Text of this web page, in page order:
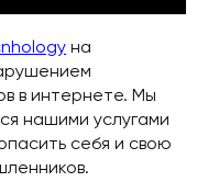
на
в интернете. Мы
нашими услугами
себя и свою